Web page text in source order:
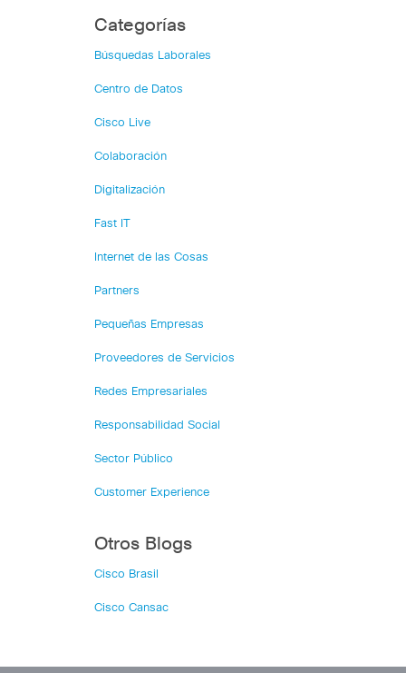
Categorías
Búsquedas Laborales
Centro de Datos
Cisco Live
Colaboración
Digitalización
Fast IT
Internet de las Cosas
Partners
Pequeñas Empresas
Proveedores de Servicios
Redes Empresariales
Responsabilidad Social
Sector Público
Customer Experience
Otros Blogs
Cisco Brasil
Cisco Cansac